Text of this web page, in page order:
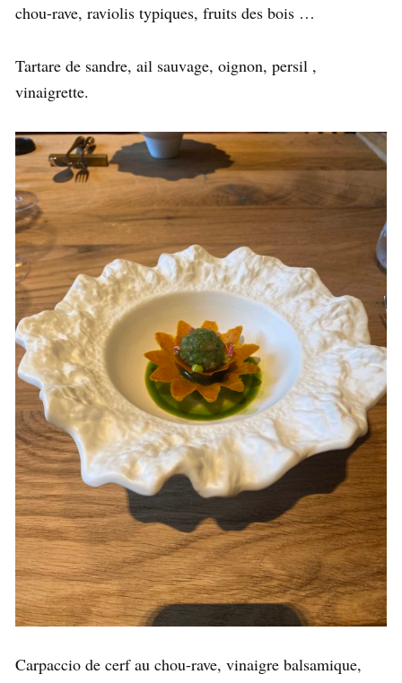
chou-rave, raviolis typiques, fruits des bois …
Tartare de sandre, ail sauvage, oignon, persil ,
vinaigrette.
Carpaccio de cerf au chou-rave, vinaigre balsamique,